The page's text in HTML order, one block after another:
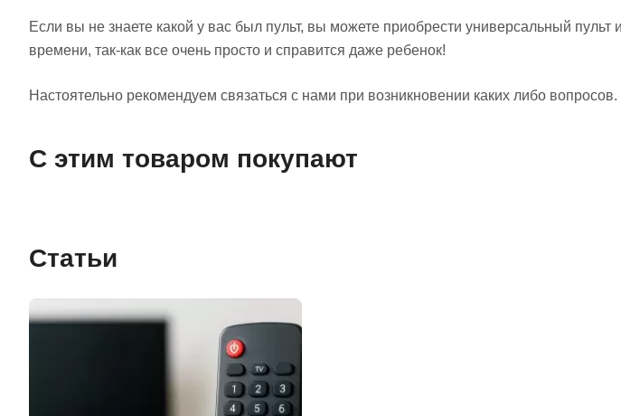
Если вы не знаете какой у вас был пульт, вы можете приобрести универсальный
времени, так-как все очень просто и справится даже ребенок!
Настоятельно рекомендуем связаться с нами при возникновении каких либо вопросов.
С этим товаром покупают
Статьи